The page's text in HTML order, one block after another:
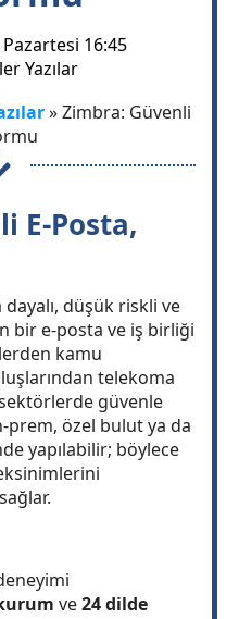
16:45
Yazılar
»Zimbra: Güvenli
E-Posta,
düşük riskli ve
bir e-posta ve iş birliği
kamu
telekoma
güvenle
özel bulut ya da
yapılabilir; böylece
ve24 dilde